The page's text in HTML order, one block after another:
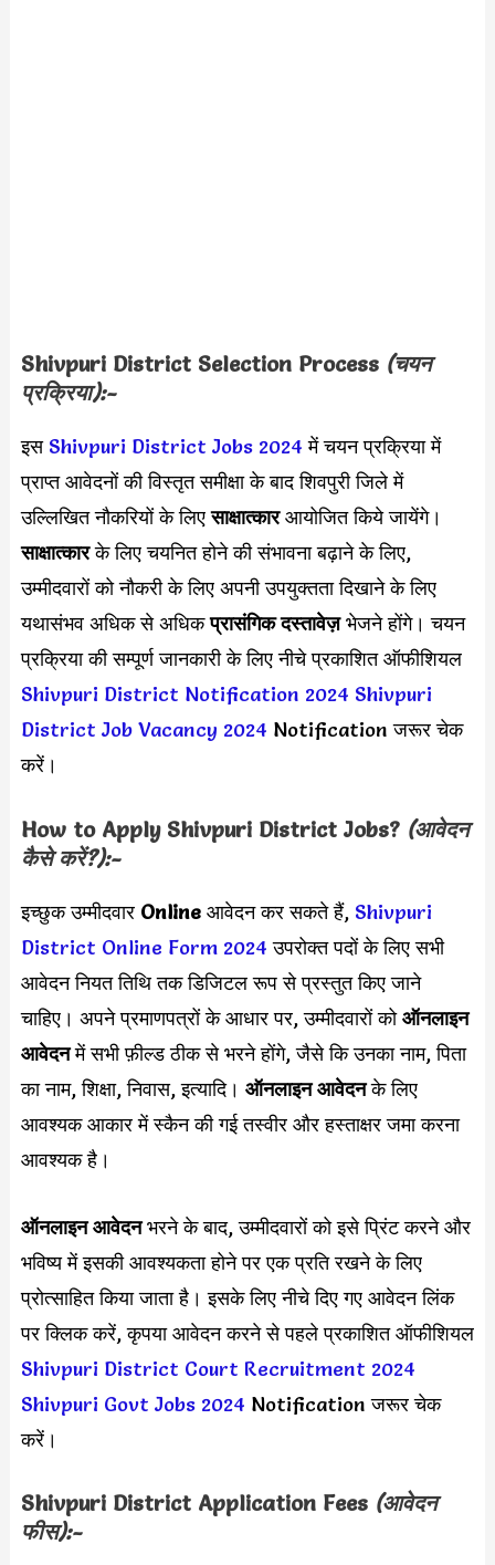
Shivpuri District Selection Process (चयन
प्रक्रिया):-
इस Shivpuri District Jobs 2024 में चयन प्रक्रिया में
प्राप्त आवेदनों की विस्तृत समीक्षा के बाद शिवपुरी जिले में
उल्लिखित नौकरियों के लिएसाक्षात्कारआयोजित किये जायेंगे।
साक्षात्कारके लिए चयनित होने की संभावना बढ़ाने के लिए,
उम्मीदवारों को नौकरी के लिए अपनी उपयुक्तता दिखाने के लिए
यथासंभव अधिक से अधिकप्रासंगिक दस्तावेज़भेजने होंगे। चयन
प्रक्रिया की सम्पूर्ण जानकारी के लिए नीचे प्रकाशित ऑफीशियल
Shivpuri District Notification 2024 Shivpuri
District Job Vacancy 2024 Notification जरूर चेक
करें।
How to Apply Shivpuri District Jobs?(आवेदन
कैसे करें?):-
इच्छुक उम्मीदवार Online आवेदन कर सकते हैं, Shivpuri
District Online Form 2024 उपरोक्त पदों के लिए सभी
आवेदन नियत तिथि तक डिजिटल रूप से प्रस्तुत किए जाने
चाहिए। अपने प्रमाणपत्रों के आधार पर, उम्मीदवारों कोऑनलाइन
आवेदनमें सभी फ़ील्ड ठीक से भरने होंगे, जैसे कि उनका नाम, पिता
का नाम, शिक्षा, निवास, इत्यादि। ऑनलाइन आवेदनके लिए
आवश्यक आकार में स्कैन की गई तस्वीर और हस्ताक्षर जमा करना
आवश्यक है।
ऑनलाइन आवेदनभरने के बाद, उम्मीदवारों को इसे प्रिंट करने और
भविष्य में इसकी आवश्यकता होने पर एक प्रति रखने के लिए
प्रोत्साहित किया जाता है। इसके लिए नीचे दिए गए आवेदन लिंक
पर क्लिक करें, कृपया आवेदन करने से पहले प्रकाशित ऑफीशियल
Shivpuri District Court Recruitment 2024
Shivpuri Govt Jobs 2024 Notification जरूर चेक
करें।
Shivpuri District Application Fees (आवेदन
फीस):-